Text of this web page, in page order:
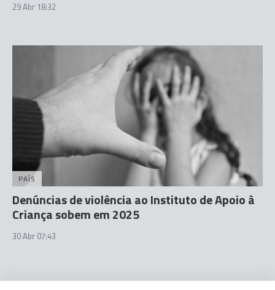
29 Abr 18:32
PAÍS
Denúncias de violência ao Instituto de Apoio à
Criança sobem em 2025
30 Abr 07:43